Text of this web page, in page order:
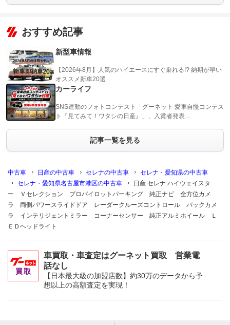
おすすめ記事
新型車情報
【2026年8月】人気のハイエースにすぐ乗れる!? 納期が早い
オススメ新車20選
カーライフ
SNS連動のフォトコンテスト「グーネット 愛車自慢コンテス
ト『見てみて！ワタシの日産』」、入賞者発表…
記事一覧を見る
中古車 日産の中古車 セレナの中古車
セレナ・愛知県の中古車
セレナ・愛知県名古屋市港区の中古車
日産 セレナ ハイウェイスタ
ー Ｖセレクション プロパイロットパーキング 純正ナビ 全方位カメ
ラ 両側パワースライドドア レーダークルーズコントロール バックカメ
ラ インテリジェントミラー コーナーセンサー 純正アルミホイール Ｌ
ＥＤヘッドライト
車買取・車査定はグーネット買取 営業電
話なし
【日本最大級の加盟店数】約30万のデータから予
想以上の高額査定を実現！